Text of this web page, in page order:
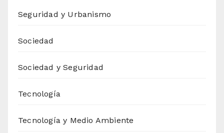
Seguridad y Urbanismo
Sociedad
Sociedad y Seguridad
Tecnología
Tecnología y Medio Ambiente